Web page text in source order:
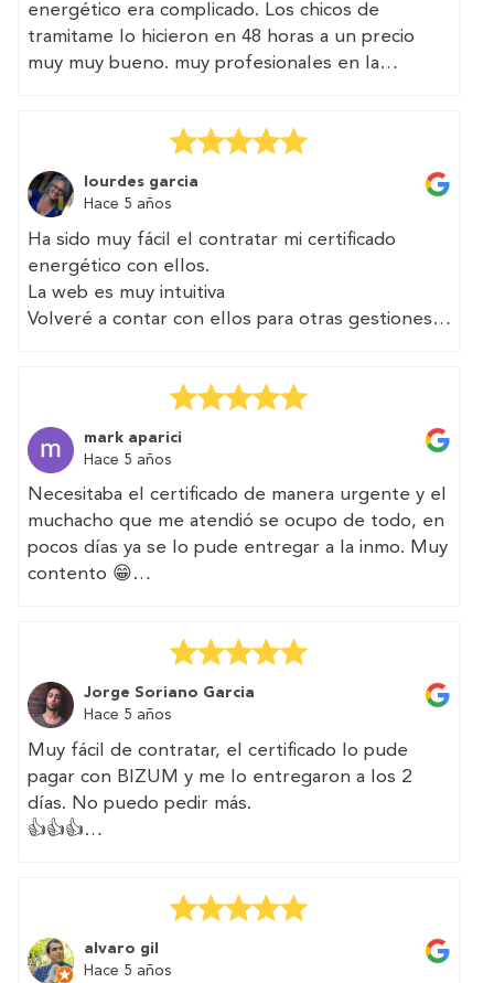
energético era complicado. Los chicos de
tramitame lo hicieron en 48 horas a un precio
muy muy bueno. muy profesionales en la
(Translated by Google)
I had heard that this energy certificate thing was
complicated. The guys from processing it in 48
hours at a very very good price. very
professional in phone service
lourdes garcia
Hace 5 años
Ha sido muy fácil el contratar mi certificado
energético con ellos.
La web es muy intuitiva
Volveré a contar con ellos para otras gestiones
It has been very easy to contract my energy
certificate with them.
The web is very intuitive
I will count on them again for other efforts
mark aparici
Hace 5 años
Necesitaba el certificado de manera urgente y el
muchacho que me atendió se ocupo de todo, en
pocos días ya se lo pude entregar a la inmo. Muy
contento 😁
I needed the certificate urgently and the boy
who attended me took care of everything, in a
few days I was able to deliver it to the immo.
Very happy 😁
Jorge Soriano Garcia
Hace 5 años
Muy fácil de contratar, el certificado lo pude
pagar con BIZUM y me lo entregaron a los 2
días. No puedo pedir más.
👍👍👍
Very easy to contract, I could pay for the
certificate with BIZUM and they delivered it to
me within 2 days. I can not ask for more.
alvaro gil
Hace 5 años